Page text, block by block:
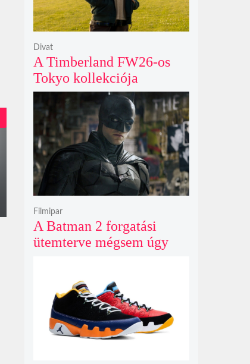
A Timberland FW26-os
Tokyo kollekciója
flanellel, kordbársonnyal
és bőrrel gondolja újra az
időtlen örökséget
Divat
A Batman 2 forgatási
ütemterve mégsem úgy
Filmipar